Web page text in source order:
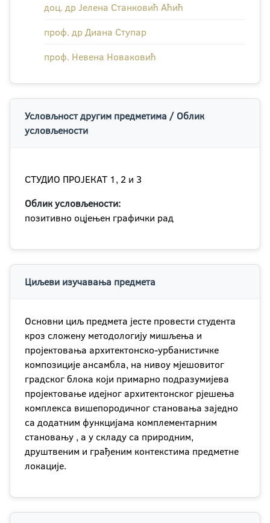
доц. др Јелена Станковић Аћић
проф. др Диана Ступар
проф. Невена Новаковић
Условљност другим предметима / Облик
условљености
СТУДИО ПРОЈЕКАТ 1, 2 и 3
Облик условљености:
позитивно оцјењен графички рад
Циљеви изучавања предмета
Основни циљ предмета јесте провести студента
кроз сложену методологију мишљења и
пројектовања архитектонско-урбанистичке
композиције ансамбла, на нивоу мјешовитог
градског блока који примарно подразумијева
пројектовање идејног архитектонског рјешења
комплекса вишепородичног становања заједно
са додатним функцијама комплементарним
становању , а у складу са природним,
друштвеним и грађеним контекстима предметне
локације.